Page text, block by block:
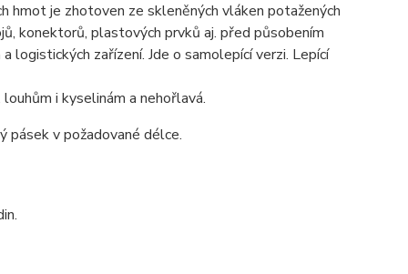
hmot je zhotoven ze skleněných vláken potažených
konektorů, plastových prvků aj. před působením
logistických zařízení. Jde o samolepící verzi. Lepící
i kyselinám a nehořlavá.
pásek v požadované délce.